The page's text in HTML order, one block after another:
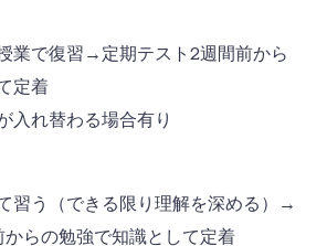
業で復習→定期テスト2週間前から
定着
入れ替わる場合有り
習う（できる限り理解を深める）→
らの勉強で知識として定着